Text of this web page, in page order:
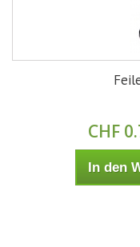
CHF
In den